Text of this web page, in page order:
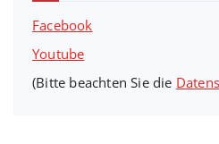
Facebook
Youtube
(Bitte beachten Sie die